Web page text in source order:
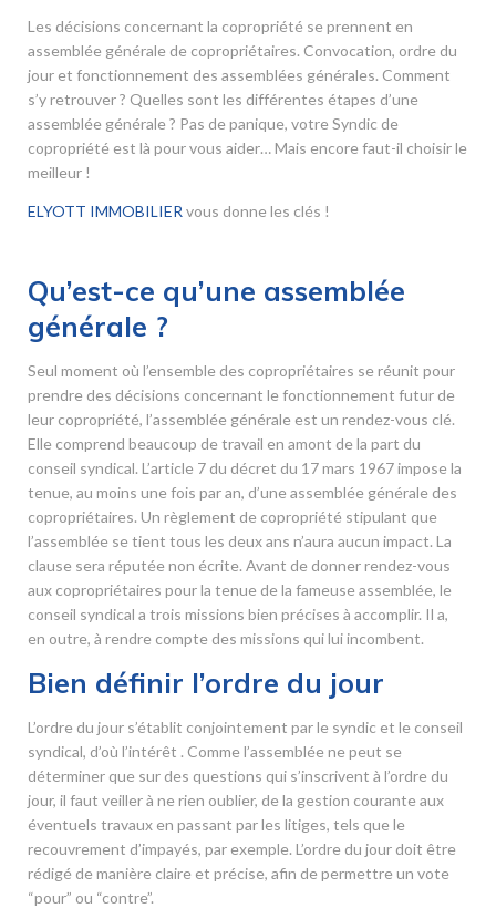
Les décisions concernant la copropriété se prennent en
assemblée générale de copropriétaires. Convocation, ordre du
jour et fonctionnement des assemblées générales. Comment
s’y retrouver ? Quelles sont les différentes étapes d’une
assemblée générale ? Pas de panique, votre Syndic de
copropriété est là pour vous aider… Mais encore faut-il choisir le
meilleur !
ELYOTT IMMOBILIER vous donne les clés !
Qu’est-ce qu’une assemblée
générale ?
Seul moment où l’ensemble des copropriétaires se réunit pour
prendre des décisions concernant le fonctionnement futur de
leur copropriété, l’assemblée générale est un rendez-vous clé.
Elle comprend beaucoup de travail en amont de la part du
conseil syndical. L’article 7 du décret du 17 mars 1967 impose la
tenue, au moins une fois par an, d’une assemblée générale des
copropriétaires. Un règlement de copropriété stipulant que
l’assemblée se tient tous les deux ans n’aura aucun impact. La
clause sera réputée non écrite. Avant de donner rendez-vous
aux copropriétaires pour la tenue de la fameuse assemblée, le
conseil syndical a trois missions bien précises à accomplir. Il a,
en outre, à rendre compte des missions qui lui incombent.
Bien définir l’ordre du jour
L’ordre du jour s’établit conjointement par le syndic et le conseil
syndical, d’où l’intérêt . Comme l’assemblée ne peut se
déterminer que sur des questions qui s’inscrivent à l’ordre du
jour, il faut veiller à ne rien oublier, de la gestion courante aux
éventuels travaux en passant par les litiges, tels que le
recouvrement d’impayés, par exemple. L’ordre du jour doit être
rédigé de manière claire et précise, afin de permettre un vote
“pour” ou “contre”.